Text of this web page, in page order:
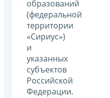
образований
(федеральной
территории
«Сириус»)
и
указанных
субъектов
Российской
Федерации.